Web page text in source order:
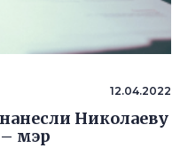
12.04.2022
Николаеву
мэр